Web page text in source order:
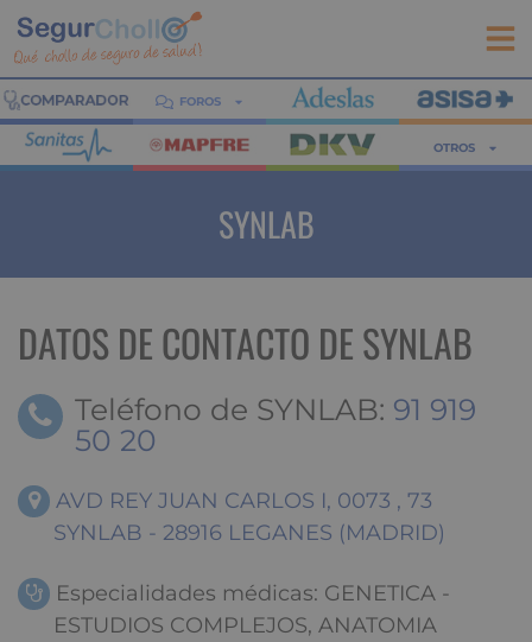
FOROS
OTROS
SYNLAB
DATOS DE CONTACTO DE SYNLAB
Teléfono de SYNLAB: 91 919
50 20
AVD REY JUAN CARLOS I, 0073 , 73
SYNLAB - 28916 LEGANES (MADRID)
Especialidades médicas: GENETICA -
ESTUDIOS COMPLEJOS, ANATOMIA